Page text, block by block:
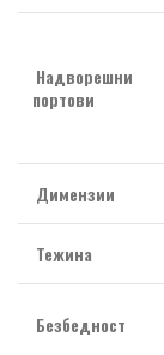
Надворешни
портови
Димензии
Тежина
Безбедност